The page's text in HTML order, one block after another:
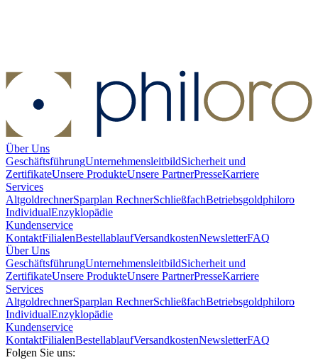
Über Uns
GeschäftsführungUnternehmensleitbildSicherheit und
ZertifikateUnsere ProdukteUnsere PartnerPresseKarriere
Services
AltgoldrechnerSparplan RechnerSchließfachBetriebsgoldphiloro
IndividualEnzyklopädie
Kundenservice
KontaktFilialenBestellablaufVersandkostenNewsletterFAQ
Über Uns
GeschäftsführungUnternehmensleitbildSicherheit und
ZertifikateUnsere ProdukteUnsere PartnerPresseKarriere
Services
AltgoldrechnerSparplan RechnerSchließfachBetriebsgoldphiloro
IndividualEnzyklopädie
Kundenservice
KontaktFilialenBestellablaufVersandkostenNewsletterFAQ
Folgen Sie uns: